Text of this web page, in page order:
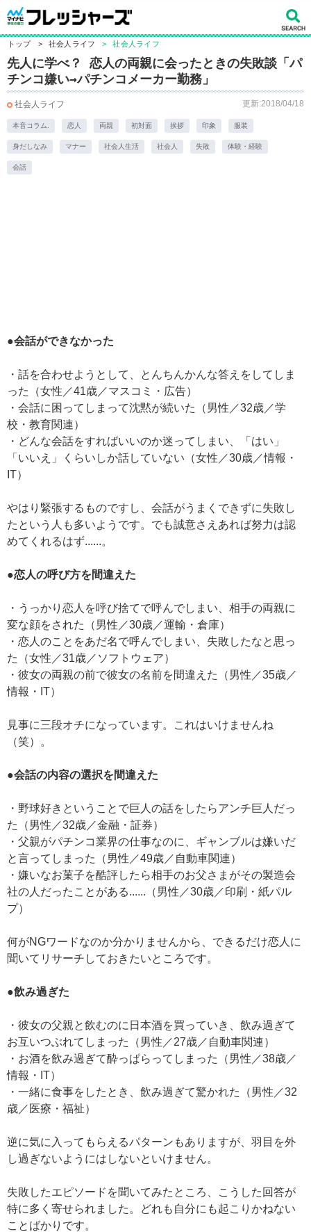
トップ > 社会人ライフ > 社会人ライフ
先人に学べ？ 恋人の両親に会ったときの失敗談「パ
チンコ嫌い→パチンコメーカー勤務」
社会人ライフ 更新:2018/04/18
本音コラム. 恋人 両親 初対面 挨拶 印象 服装
身だしなみ マナー 社会人生活 社会人 失敗 体験・経験
会話
●会話ができなかった
・話を合わせようとして、とんちんかんな答えをしてしま
った（女性／41歳／マスコミ・広告）
・会話に困ってしまって沈黙が続いた（男性／32歳／学
校・教育関連）
・どんな会話をすればいいのか迷ってしまい、「はい」
「いいえ」くらいしか話していない（女性／30歳／情報・
IT）
やはり緊張するものですし、会話がうまくできずに失敗し
たという人も多いようです。でも誠意さえあれば努力は認
めてくれるはず......。
●恋人の呼び方を間違えた
・うっかり恋人を呼び捨てで呼んでしまい、相手の両親に
変な顔をされた（男性／30歳／運輸・倉庫）
・恋人のことをあだ名で呼んでしまい、失敗したなと思っ
た（女性／31歳／ソフトウェア）
・彼女の両親の前で彼女の名前を間違えた（男性／35歳／
情報・IT）
見事に三段オチになっています。これはいけませんね
（笑）。
●会話の内容の選択を間違えた
・野球好きということで巨人の話をしたらアンチ巨人だっ
た（男性／32歳／金融・証券）
・父親がパチンコ業界の仕事なのに、ギャンブルは嫌いだ
と言ってしまった（男性／49歳／自動車関連）
・嫌いなお菓子を酷評したら相手のお父さまがその製造会
社の人だったことがある......（男性／30歳／印刷・紙パル
プ）
何がNGワードなのか分かりませんから、できるだけ恋人に
聞いてリサーチしておきたいところです。
●飲み過ぎた
・彼女の父親と飲むのに日本酒を買っていき、飲み過ぎて
お互いつぶれてしまった（男性／27歳／自動車関連）
・お酒を飲み過ぎて酔っぱらってしまった（男性／38歳／
情報・IT）
・一緒に食事をしたとき、飲み過ぎて驚かれた（男性／32
歳／医療・福祉）
逆に気に入ってもらえるパターンもありますが、羽目を外
し過ぎないようにはしないといけません。
失敗したエピソードを聞いてみたところ、こうした回答が
特に多く寄せられました。どれも自分にも起こりかねない
ことばかりです。